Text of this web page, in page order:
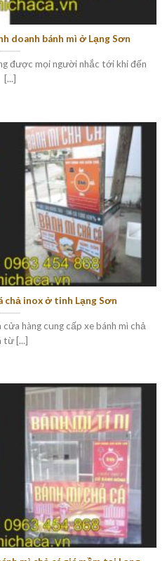
doanh bánh mì ở Lạng Sơn
được mọi người nhắc tới khi đến
[...]
chả inox ở tinh Lạng Sơn
hàng cung cấp xe bánh mì chả
từ [...]